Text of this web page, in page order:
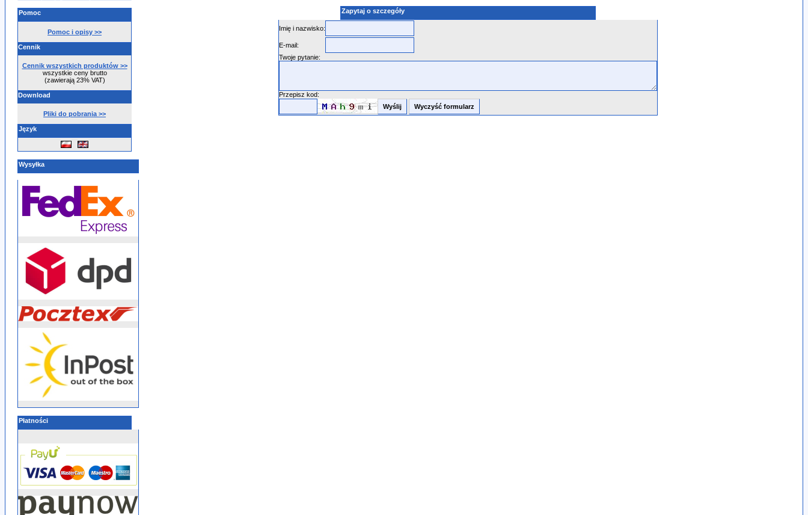
Pomoc
Pomoc i opisy >>
Cennik
Cennik wszystkich produktów >>
wszystkie ceny brutto
(zawierają 23% VAT)
Download
Pliki do pobrania >>
Język
Wysyłka
Płatności
Zapytaj o szczegóły
Imię i nazwisko:
E-mail:
Twoje pytanie:
Przepisz kod: